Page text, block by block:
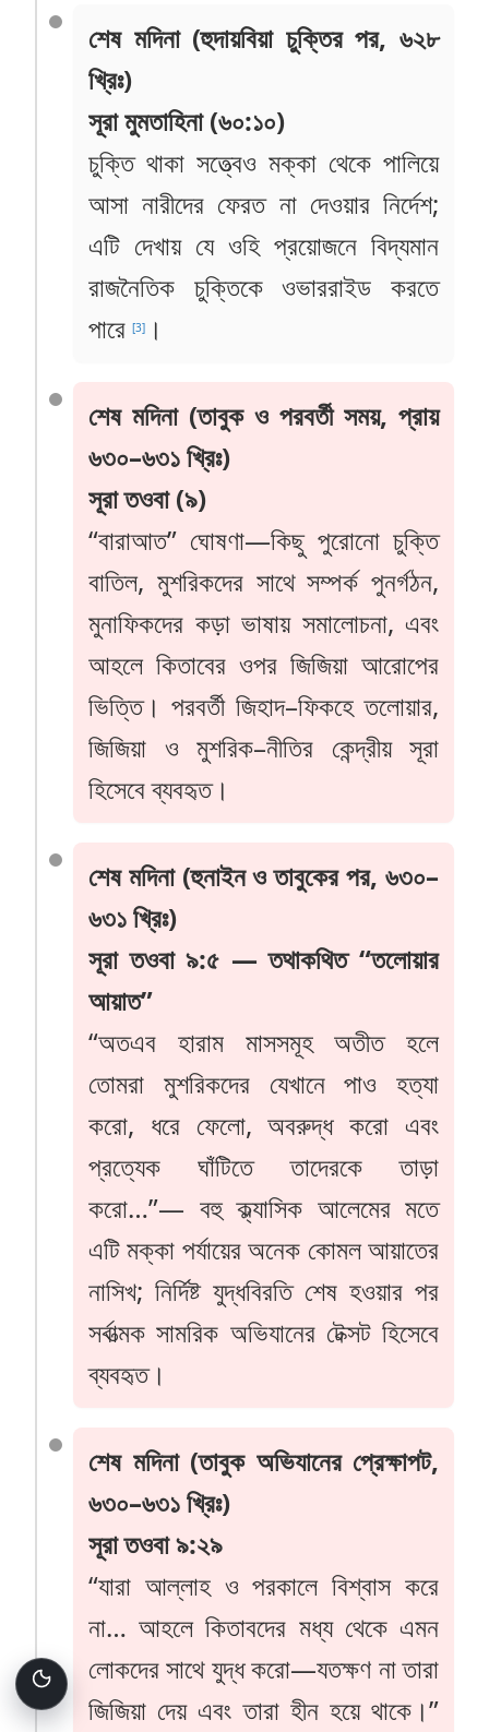
শেষ মদিনা (হুদায়বিয়া চুক্তির পর, ৬২৮
খ্রিঃ)
সূরা মুমতাহিনা (৬০:১০)
চুক্তি থাকা সত্ত্বেও মক্কা থেকে পালিয়ে
আসা নারীদের ফেরত না দেওয়ার নির্দেশ;
এটি দেখায় যে ওহি প্রয়োজনে বিদ্যমান
রাজনৈতিক চুক্তিকে ওভাররাইড করতে
পারে [3] ।
শেষ মদিনা (তাবুক ও পরবর্তী সময়, প্রায়
৬৩০–৬৩১ খ্রিঃ)
সূরা তওবা (৯)
“বারাআত” ঘোষণা—কিছু পুরোনো চুক্তি
বাতিল, মুশরিকদের সাথে সম্পর্ক পুনর্গঠন,
মুনাফিকদের কড়া ভাষায় সমালোচনা, এবং
আহলে কিতাবের ওপর জিজিয়া আরোপের
ভিত্তি। পরবর্তী জিহাদ–ফিকহে তলোয়ার,
জিজিয়া ও মুশরিক–নীতির কেন্দ্রীয় সূরা
হিসেবে ব্যবহৃত।
শেষ মদিনা (হুনাইন ও তাবুকের পর, ৬৩০–
৬৩১ খ্রিঃ)
সূরা তওবা ৯:৫ — তথাকথিত “তলোয়ার
আয়াত”
“অতএব হারাম মাসসমূহ অতীত হলে
তোমরা মুশরিকদের যেখানে পাও হত্যা
করো, ধরে ফেলো, অবরুদ্ধ করো এবং
প্রত্যেক ঘাঁটিতে তাদেরকে তাড়া
করো…”— বহু ক্ল্যাসিক আলেমের মতে
এটি মক্কা পর্যায়ের অনেক কোমল আয়াতের
নাসিখ; নির্দিষ্ট যুদ্ধবিরতি শেষ হওয়ার পর
সর্বাত্মক সামরিক অভিযানের টেক্সট হিসেবে
ব্যবহৃত।
শেষ মদিনা (তাবুক অভিযানের প্রেক্ষাপট,
৬৩০–৬৩১ খ্রিঃ)
সূরা তওবা ৯:২৯
“যারা আল্লাহ ও পরকালে বিশ্বাস করে
না… আহলে কিতাবদের মধ্য থেকে এমন
লোকদের সাথে যুদ্ধ করো—যতক্ষণ না তারা
জিজিয়া দেয় এবং তারা হীন হয়ে থাকে।”